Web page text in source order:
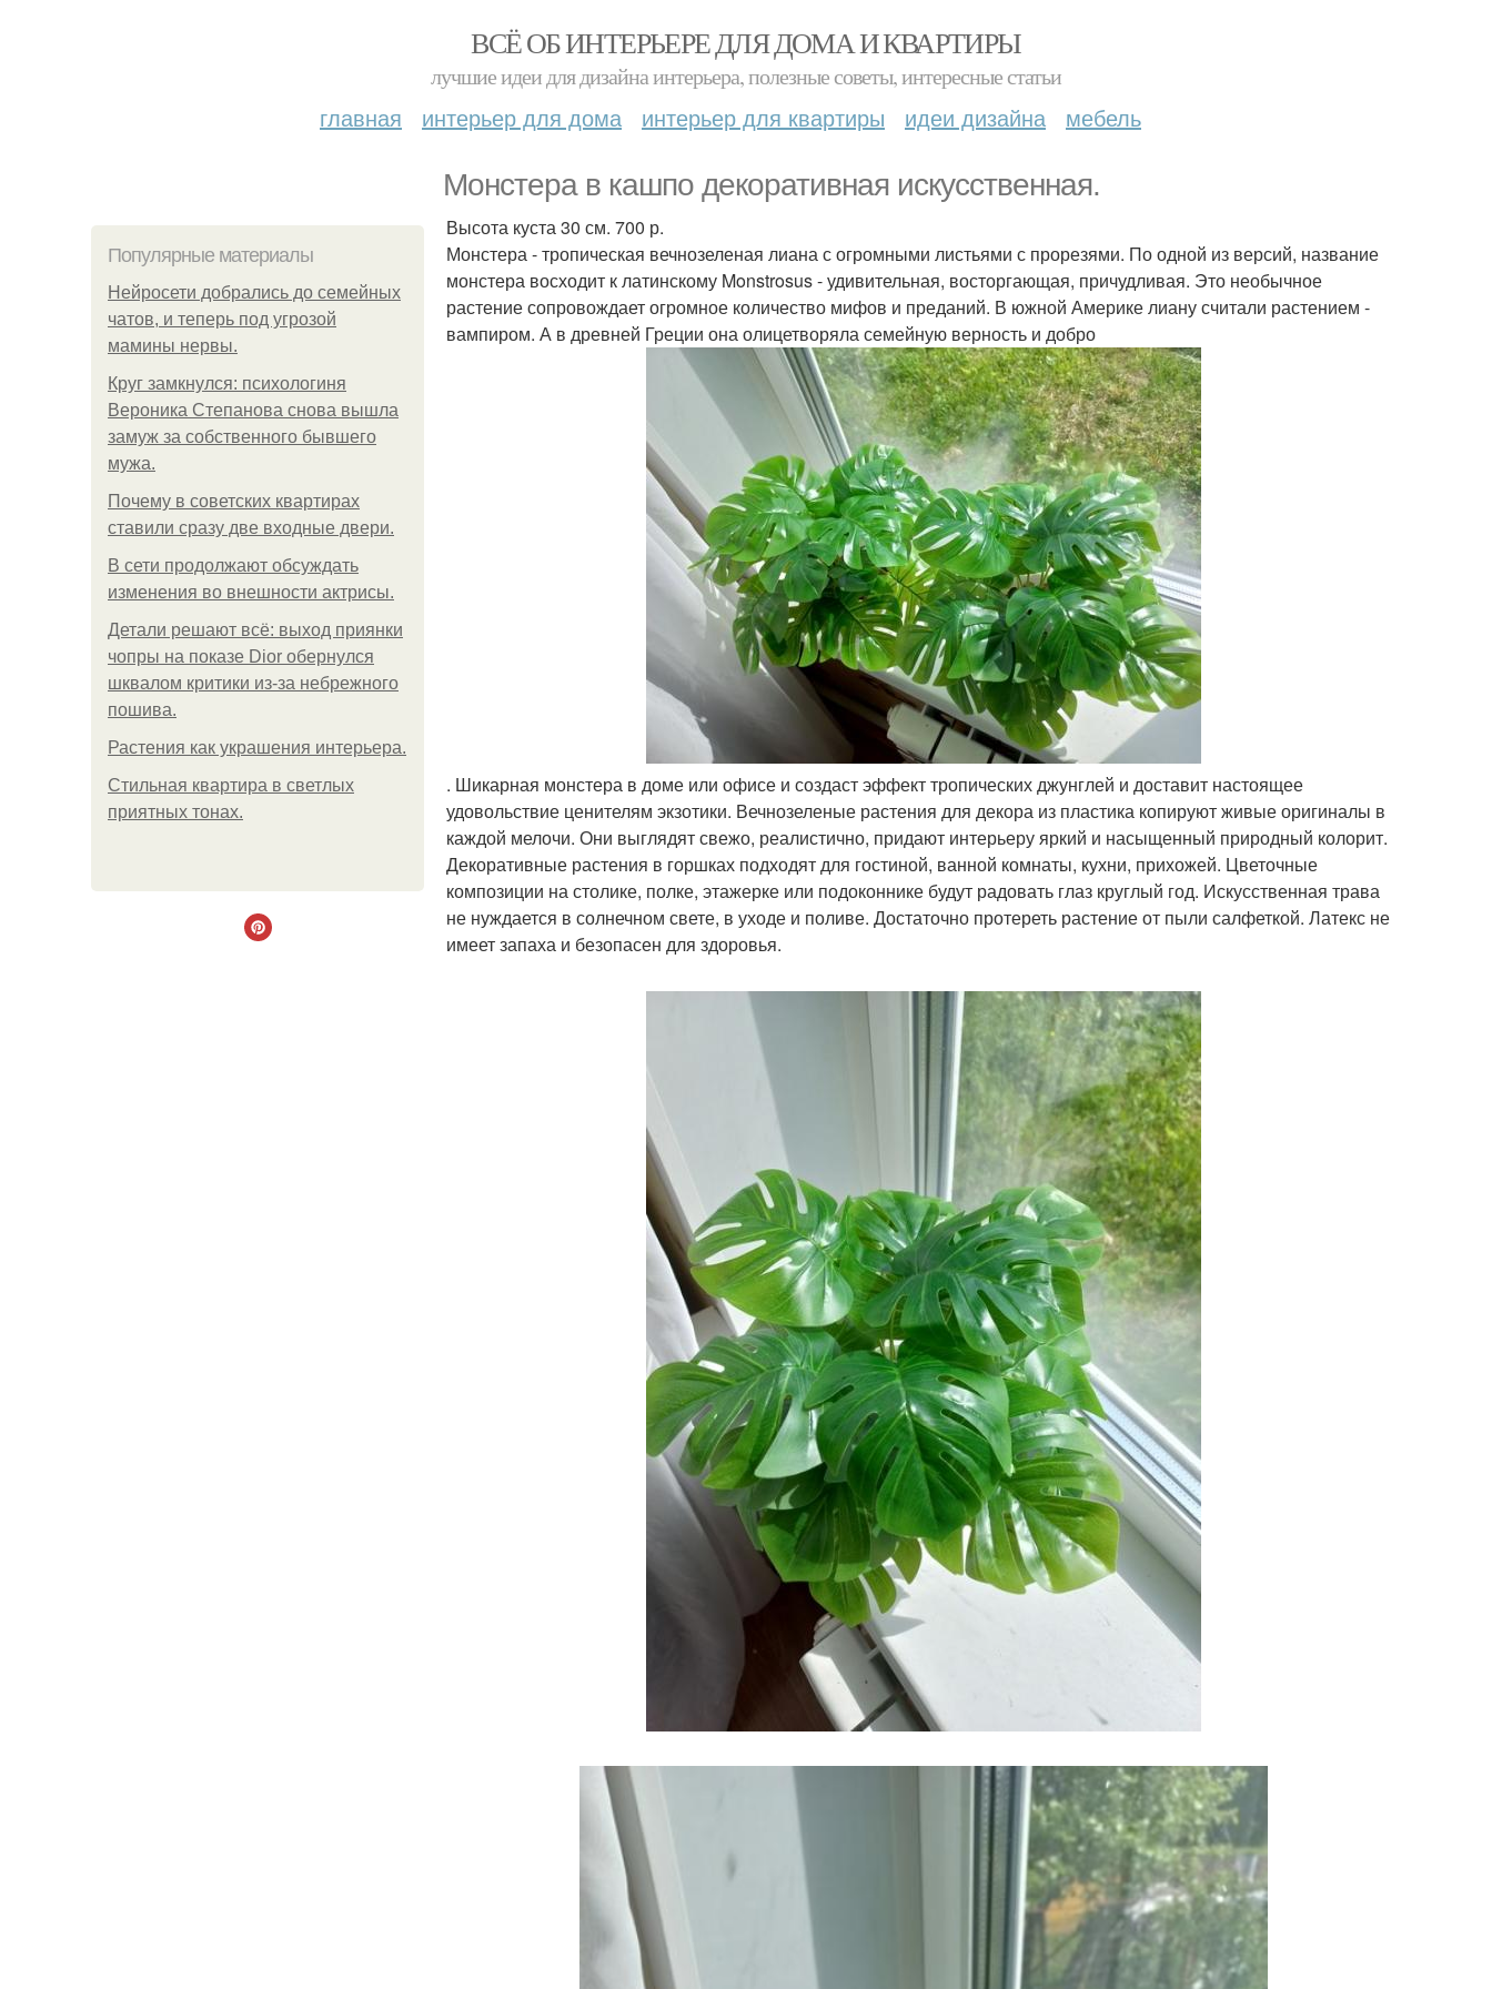
ВСЁ ОБ ИНТЕРЬЕРЕ ДЛЯ ДОМА И КВАРТИРЫ
лучшие идеи для дизайна интерьера, полезные советы, интересные статьи
главная интерьер для дома интерьер для квартиры идеи дизайна мебель
Монстера в кашпо декоративная искусственная.
Популярные материалы
Нейросети добрались до семейных
чатов, и теперь под угрозой
мамины нервы.
Круг замкнулся: психологиня
Вероника Степанова снова вышла
замуж за собственного бывшего
мужа.
Почему в советских квартирах
ставили сразу две входные двери.
В сети продолжают обсуждать
изменения во внешности актрисы.
Детали решают всё: выход приянки
чопры на показе Dior обернулся
шквалом критики из-за небрежного
пошива.
Растения как украшения интерьера.
Стильная квартира в светлых
приятных тонах.
Высота куста 30 см. 700 р.
Монстера - тропическая вечнозеленая лиана с огромными листьями с прорезями. По одной из версий, название
монстера восходит к латинскому Monstrosus - удивительная, восторгающая, причудливая. Это необычное
растение сопровождает огромное количество мифов и преданий. В южной Америке лиану считали растением -
вампиром. А в древней Греции она олицетворяла семейную верность и добро
. Шикарная монстера в доме или офисе и создаст эффект тропических джунглей и доставит настоящее
удовольствие ценителям экзотики. Вечнозеленые растения для декора из пластика копируют живые оригиналы в
каждой мелочи. Они выглядят свежо, реалистично, придают интерьеру яркий и насыщенный природный колорит.
Декоративные растения в горшках подходят для гостиной, ванной комнаты, кухни, прихожей. Цветочные
композиции на столике, полке, этажерке или подоконнике будут радовать глаз круглый год. Искусственная трава
не нуждается в солнечном свете, в уходе и поливе. Достаточно протереть растение от пыли салфеткой. Латекс не
имеет запаха и безопасен для здоровья.